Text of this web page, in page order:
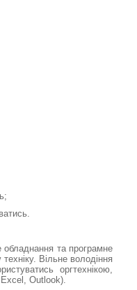
обладнання та програмне
Вільне володіння
оргтехнікою,
Outlook).